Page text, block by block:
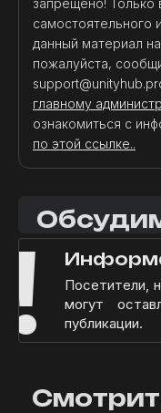
запрещено! Только
самостоятельного
данный материал
пожалуйста,
главному
ознакомиться с
по этой ссылке..
! Посетители,
могут
публикации.